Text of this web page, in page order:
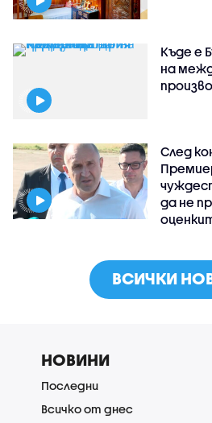
Къде е
на
След
да не
ВСИЧКИ
НОВИНИ
Последни
Всичко от днес